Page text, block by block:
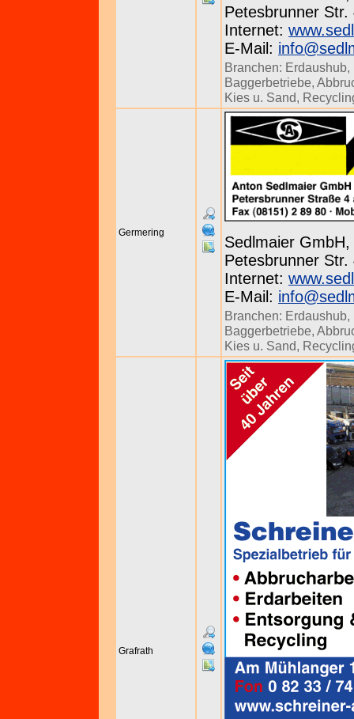
Petesbrunner Str.
Internet:
E-Mail:
Branchen: Erdaushub,
Baggerbetriebe,
Kies u. Sand,
Germering
Sedlmaier
Petesbrunner Str.
Internet:
E-Mail:
Branchen: Erdaushub,
Baggerbetriebe,
Kies u. Sand,
Grafrath